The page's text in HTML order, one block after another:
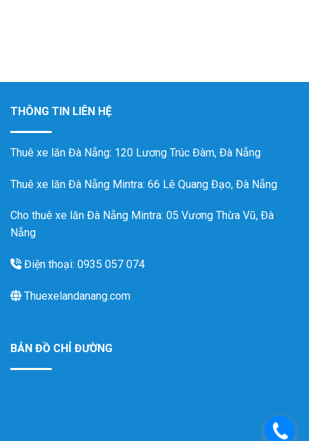
THÔNG TIN LIÊN HỆ
Thuê xe lăn Đà Nẵng: 120 Lương Trúc Đàm, Đà Nẵng
Thuê xe lăn Đà Nẵng Mintra: 66 Lê Quang Đạo, Đà Nẵng
Cho thuê xe lăn Đà Nẵng Mintra: 05 Vương Thừa Vũ, Đà
Nẵng
Điện thoại: 0935 057 074
Thuexelandanang.com
BẢN ĐỒ CHỈ ĐƯỜNG
.